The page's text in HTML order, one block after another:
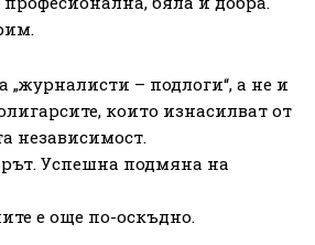
„журналисти – подлоги“, а не и
които изнасилват от
независимост.
Успешна подмяна на
е още по-оскъдно.